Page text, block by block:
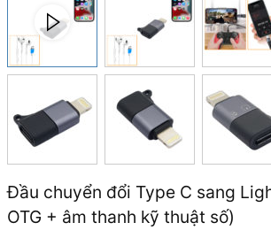
Đầu chuyển đổi Type C sang
OTG + âm thanh kỹ thuật số)